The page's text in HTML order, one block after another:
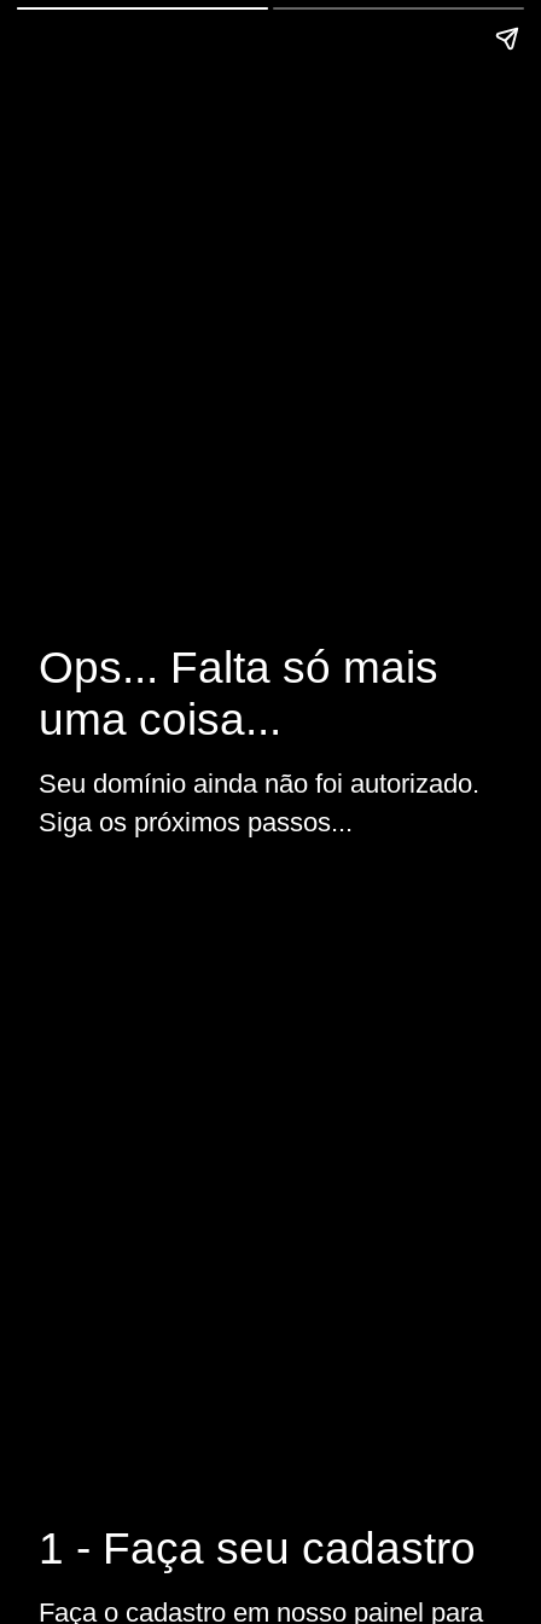
Ops... Falta só mais
uma coisa...
Seu domínio ainda não foi autorizado.
Siga os próximos passos...
1 - Faça seu cadastro
Faça o cadastro em nosso painel para